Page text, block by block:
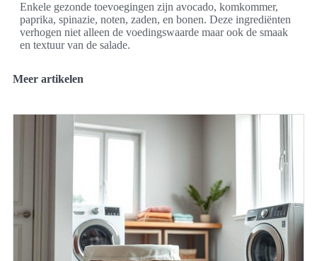
Enkele gezonde toevoegingen zijn avocado, komkommer,
paprika, spinazie, noten, zaden, en bonen. Deze ingrediënten
verhogen niet alleen de voedingswaarde maar ook de smaak
en textuur van de salade.
Meer artikelen